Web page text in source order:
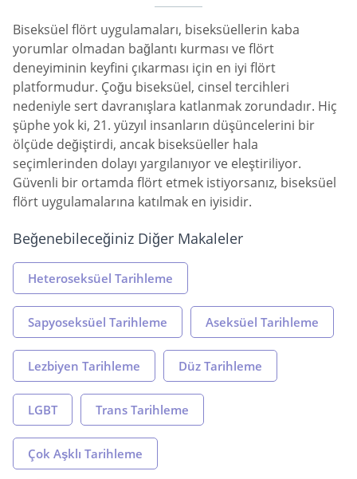
Biseksüel flört uygulamaları, biseksüellerin kaba
yorumlar olmadan bağlantı kurması ve flört
deneyiminin keyfini çıkarması için en iyi flört
platformudur. Çoğu biseksüel, cinsel tercihleri
nedeniyle sert davranışlara katlanmak zorundadır. Hiç
şüphe yok ki, 21. yüzyıl insanların düşüncelerini bir
ölçüde değiştirdi, ancak biseksüeller hala
seçimlerinden dolayı yargılanıyor ve eleştiriliyor.
Güvenli bir ortamda flört etmek istiyorsanız, biseksüel
flört uygulamalarına katılmak en iyisidir.
Beğenebileceğiniz Diğer Makaleler
Heteroseksüel Tarihleme
Sapyoseksüel Tarihleme Aseksüel Tarihleme
Lezbiyen Tarihleme Düz Tarihleme
LGBT Trans Tarihleme
Çok Aşklı Tarihleme